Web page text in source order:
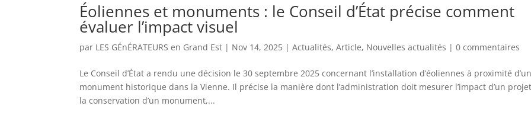
Éoliennes et monuments : le Conseil d’État précise comment
évaluer l’impact visuel
par LES GÉnÉRATEURS en Grand Est | Nov 14, 2025 |Actualités,Article, Nouvelles actualités |0 commentaires
Le Conseil d’État a rendu une décision le 30 septembre 2025 concernant l’installation d’éoliennes à proximité
monument historique dans la Vienne. Il précise la manière dont l’administration doit mesurer l’impact d’un
la conservation d’un monument,...